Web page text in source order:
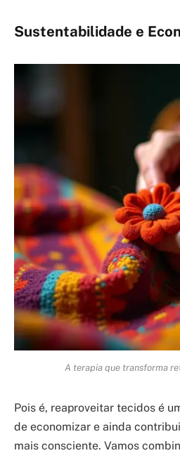
Sustentabilidade e
A terapia que transforma
Pois é, reaproveitar tecidos é
de economizar e ainda
mais consciente. Vamos